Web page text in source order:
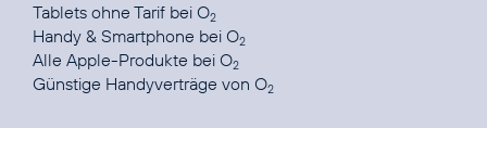
Tablets ohne Tarif bei O2
Handy & Smartphone bei O2
Alle Apple-Produkte bei O2
Günstige Handyverträge von O2